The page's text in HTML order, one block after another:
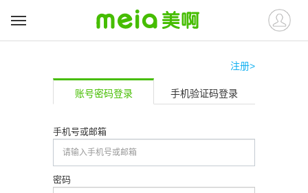
注册>
账号密码登录 手机验证码登录
手机号或邮箱
密码